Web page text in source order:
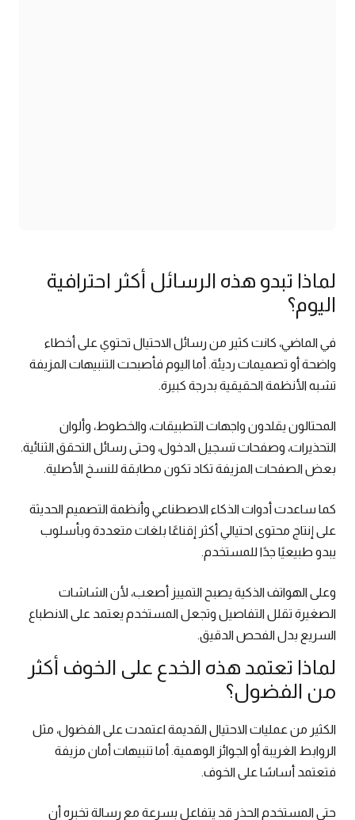
لماذا تبدو هذه الرسائل أكثر احترافية
اليوم؟
في الماضي، كانت كثير من رسائل الاحتيال تحتوي على أخطاء
واضحة أو تصميمات رديئة. أما اليوم فأصبحت التنبيهات المزيفة
تشبه الأنظمة الحقيقية بدرجة كبيرة.
المحتالون يقلدون واجهات التطبيقات، والخطوط، وألوان
التحذيرات، وصفحات تسجيل الدخول، وحتى رسائل التحقق الثنائية.
بعض الصفحات المزيفة تكاد تكون مطابقة للنسخ الأصلية.
كما ساعدت أدوات الذكاء الاصطناعي وأنظمة التصميم الحديثة
على إنتاج محتوى احتيالي أكثر إقناعًا بلغات متعددة وبأسلوب
يبدو طبيعيًا جدًا للمستخدم.
وعلى الهواتف الذكية يصبح التمييز أصعب، لأن الشاشات
الصغيرة تقلل التفاصيل وتجعل المستخدم يعتمد على الانطباع
السريع بدل الفحص الدقيق.
لماذا تعتمد هذه الخدع على الخوف أكثر
من الفضول؟
الكثير من عمليات الاحتيال القديمة اعتمدت على الفضول، مثل
الروابط الغريبة أو الجوائز الوهمية. أما تنبيهات أمان مزيفة
فتعتمد أساسًا على الخوف.
حتى المستخدم الحذر قد يتفاعل بسرعة مع رسالة تخبره أن